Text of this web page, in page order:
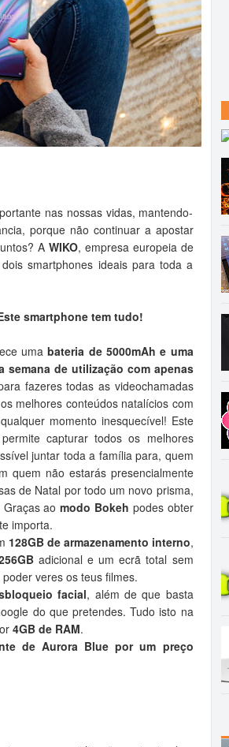
nas nossas vidas, mantendo-
porque não continuar a apostar
A WIKO, empresa europeia de
smartphones ideais para toda a
smartphone tem tudo!
umabateria de 5000mAh e uma
semana de utilização com apenas
fazeres todas as videochamadas
melhores conteúdos natalícios com
momento inesquecível! Este
capturar todos os melhores
juntar toda a família para, quem
quem não estarás presencialmente
de Natal por todo um novo prisma,
Graças aomodo Bokeh podes obter
importa.
128GB de armazenamento interno,
adicional e um ecrã total sem
veres os teus filmes.
facial, além de que basta
do que pretendes. Tudo isto na
4GB de RAM.
de Aurora Blue por um preço